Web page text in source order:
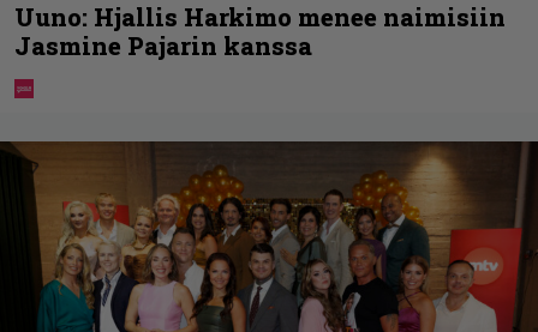
Uuno: Hjallis Harkimo menee naimisiin
Jasmine Pajarin kanssa